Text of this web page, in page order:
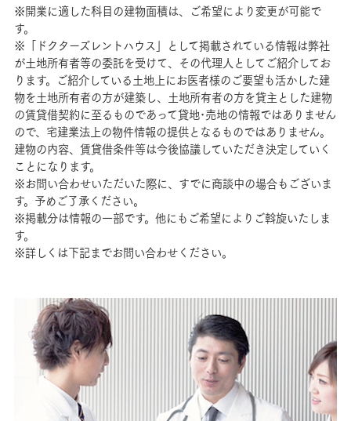
※開業に適した科目の建物面積は、ご希望により変更が可能で
す。
※「ドクターズレントハウス」として掲載されている情報は弊社
が土地所有者等の委託を受けて、その代理人としてご紹介してお
ります。ご紹介している土地上にお医者様のご要望も活かした建
物を土地所有者の方が建築し、土地所有者の方を貸主とした建物
の賃貸借契約に至るものであって貸地･売地の情報ではありません
ので、宅建業法上の物件情報の提供となるものではありません。
建物の内容、賃貸借条件等は今後協議していただき決定していく
ことになります。
※お問い合わせいただいた際に、すでに商談中の場合もございま
す。予めご了承ください。
※掲載分は情報の一部です。他にもご希望によりご斡旋いたしま
す。
※詳しくは下記までお問い合わせください。